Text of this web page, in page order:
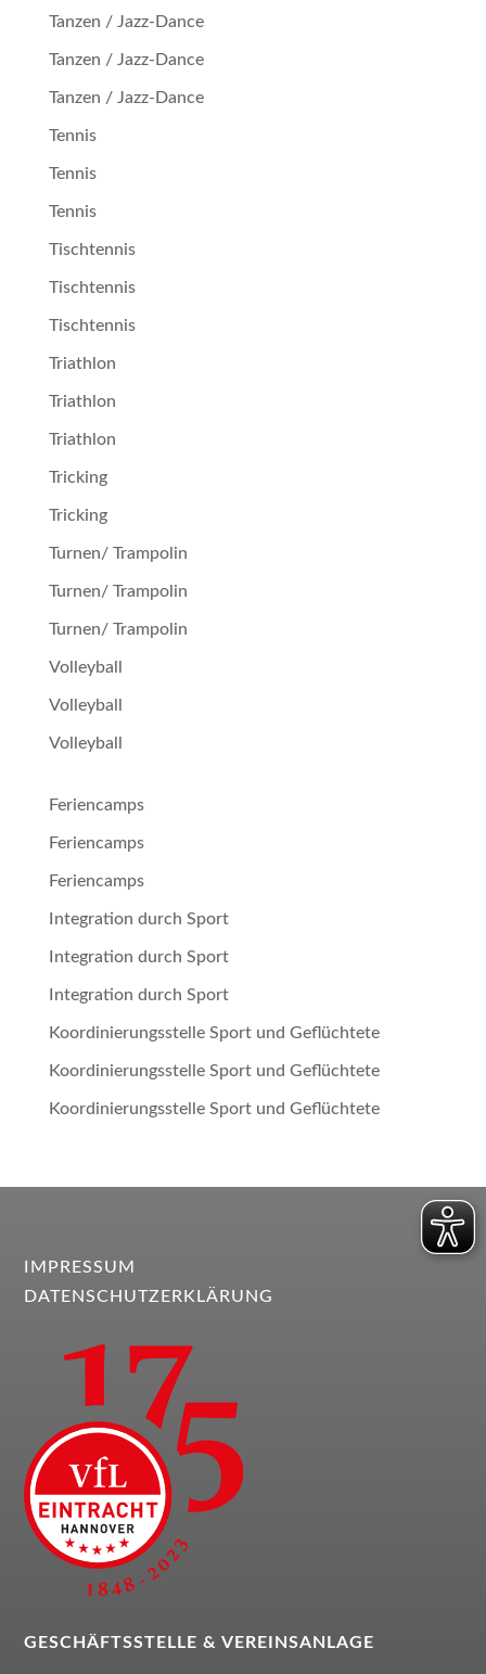
Tanzen / Jazz-Dance
Tanzen / Jazz-Dance
Tanzen / Jazz-Dance
Tennis
Tennis
Tennis
Tischtennis
Tischtennis
Tischtennis
Triathlon
Triathlon
Triathlon
Tricking
Tricking
Turnen/ Trampolin
Turnen/ Trampolin
Turnen/ Trampolin
Volleyball
Volleyball
Volleyball
Feriencamps
Feriencamps
Feriencamps
Integration durch Sport
Integration durch Sport
Integration durch Sport
Koordinierungsstelle Sport und Geflüchtete
Koordinierungsstelle Sport und Geflüchtete
Koordinierungsstelle Sport und Geflüchtete
IMPRESSUM
DATENSCHUTZERKLÄRUNG
GESCHÄFTSSTELLE &VEREINSANLAGE